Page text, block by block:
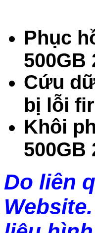
Phục
500GB
Cứu
bị lỗi
Khôi
500GB
Do liên